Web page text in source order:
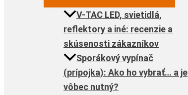
V-TAC LED, svietidlá,
reflektory a iné: recenzie a
skúsenosti zákazníkov
Sporákový vypínač
(prípojka): Ako ho vybrať… a je
vôbec nutný?